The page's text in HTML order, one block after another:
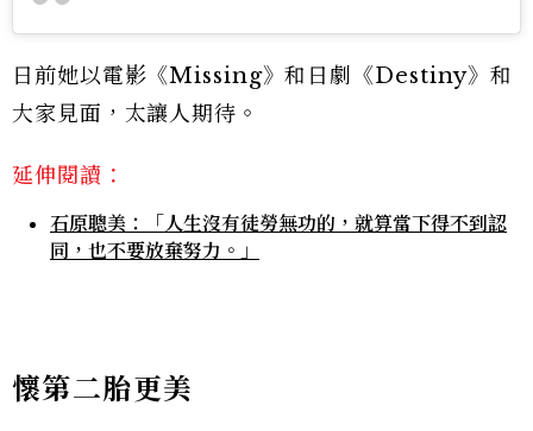
日前她以電影《Missing》和日劇《Destiny》和
大家見面，太讓人期待。
延伸閱讀：
石原聰美：「人生沒有徒勞無功的，就算當下得不到認
同，也不要放棄努力。」
懷第二胎更美